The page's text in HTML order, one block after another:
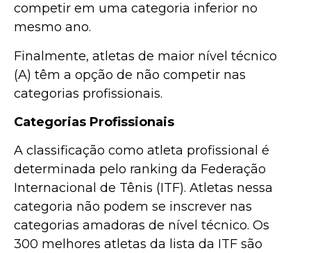
competir em uma categoria inferior no
mesmo ano.
Finalmente, atletas de maior nível técnico
(A) têm a opção de não competir nas
categorias profissionais.
Categorias Profissionais
A classificação como atleta profissional é
determinada pelo ranking da Federação
Internacional de Tênis (ITF). Atletas nessa
categoria não podem se inscrever nas
categorias amadoras de nível técnico. Os
300 melhores atletas da lista da ITF são